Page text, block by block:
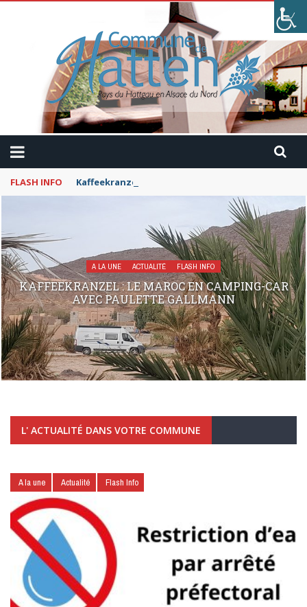
FLASH INFO Kaffeekranzel : Le Maroc en camping-car avec
A LA UNE ACTUALITÉ FLASH INFO
KAFFEEKRANZEL : LE MAROC EN CAMPING-CAR
AVEC PAULETTE GALLMANN
L' ACTUALITÉ DANS VOTRE COMMUNE
A la une Actualité Flash Info